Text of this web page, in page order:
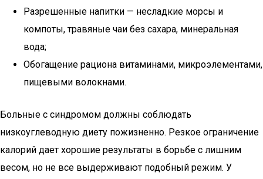
Разрешенные напитки — несладкие морсы и
компоты, травяные чаи без сахара, минеральная
вода;
Обогащение рациона витаминами, микроэлементами,
пищевыми волокнами.
Больные с синдромом должны соблюдать
низкоуглеводную диету пожизненно. Резкое ограничение
калорий дает хорошие результаты в борьбе с лишним
весом, но не все выдерживают подобный режим. У